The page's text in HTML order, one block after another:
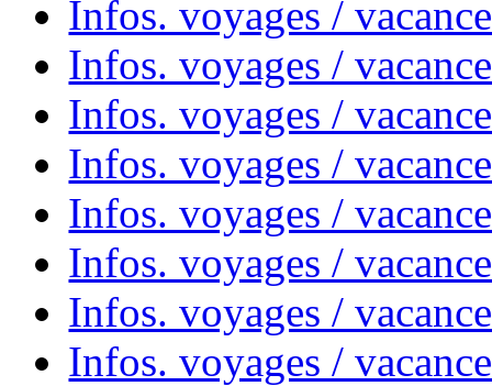
Infos. voyages /
Infos. voyages /
Infos. voyages /
Infos. voyages /
Infos. voyages /
Infos. voyages /
Infos. voyages /
Infos. voyages /